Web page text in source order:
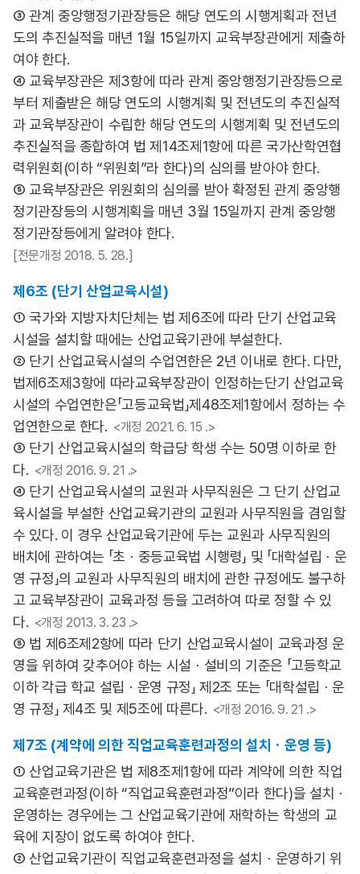
③ 관계 중앙행정기관장등은 해당 연도의 시행계획과 전년
도의 추진실적을 매년 1월 15일까지 교육부장관에게 제출하
여야 한다.
④ 교육부장관은 제3항에 따라 관계 중앙행정기관장등으로
부터 제출받은 해당 연도의 시행계획 및 전년도의 추진실적
과 교육부장관이 수립한 해당 연도의 시행계획 및 전년도의
추진실적을 종합하여 법 제14조제1항에 따른 국가산학연협
력위원회(이하 “위원회”라 한다)의 심의를 받아야 한다.
⑤ 교육부장관은 위원회의 심의를 받아 확정된 관계 중앙행
정기관장등의 시행계획을 매년 3월 15일까지 관계 중앙행
정기관장등에게 알려야 한다.
[전문개정 2018. 5. 28.]
제6조 (단기 산업교육시설)
① 국가와 지방자치단체는 법 제6조에 따라 단기 산업교육
시설을 설치할 때에는 산업교육기관에 부설한다.
② 단기 산업교육시설의 수업연한은 2년 이내로 한다. 다만,
법제6조제3항에 따라교육부장관이 인정하는단기 산업교육
시설의 수업연한은「고등교육법」제48조제1항에서 정하는 수
업연한으로 한다. <개정 2021. 6. 15 .>
③ 단기 산업교육시설의 학급당 학생 수는 50명 이하로 한
다. <개정 2016. 9. 21 .>
④ 단기 산업교육시설의 교원과 사무직원은 그 단기 산업교
육시설을 부설한 산업교육기관의 교원과 사무직원을 겸임할
수 있다. 이 경우 산업교육기관에 두는 교원과 사무직원의
배치에 관하여는 「초ㆍ중등교육법 시행령」 및 「대학설립ㆍ운
영 규정」의 교원과 사무직원의 배치에 관한 규정에도 불구하
고 교육부장관이 교육과정 등을 고려하여 따로 정할 수 있
다. <개정 2013. 3. 23 .>
⑤ 법 제6조제2항에 따라 단기 산업교육시설이 교육과정 운
영을 위하여 갖추어야 하는 시설ㆍ설비의 기준은 「고등학교
이하 각급 학교 설립ㆍ운영 규정」 제2조 또는 「대학설립ㆍ운
영 규정」 제4조 및 제5조에 따른다. <개정 2016. 9. 21 .>
제7조 (계약에 의한 직업교육훈련과정의 설치ㆍ운영 등)
① 산업교육기관은 법 제8조제1항에 따라 계약에 의한 직업
교육훈련과정(이하 “직업교육훈련과정”이라 한다)을 설치ㆍ
운영하는 경우에는 그 산업교육기관에 재학하는 학생의 교
육에 지장이 없도록 하여야 한다.
② 산업교육기관이 직업교육훈련과정을 설치ㆍ운영하기 위